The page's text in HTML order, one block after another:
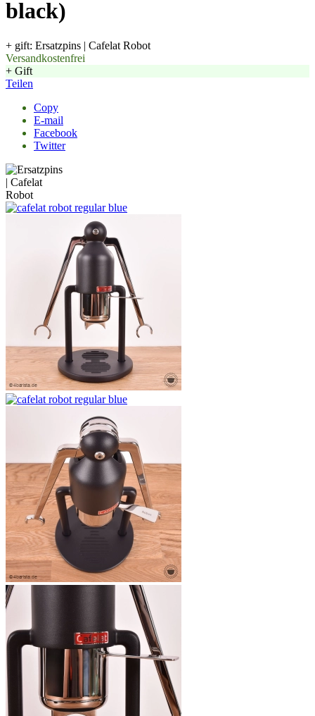
black)
+ gift: Ersatzpins | Cafelat Robot
Versandkostenfrei
+ Gift
Teilen
Copy
E-mail
Facebook
Twitter